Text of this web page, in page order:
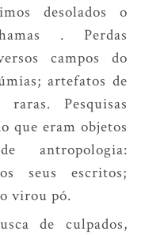
desolados o
. Perdas
campos do
artefatos de
Pesquisas
que eram objetos
antropologia:
seus escritos;
virou pó.
de culpados,